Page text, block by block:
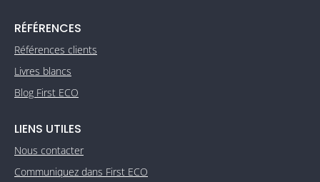
RÉFÉRENCES
Références clients
Livres blancs
Blog First ECO
LIENS UTILES
Nous contacter
Communiquez dans First ECO